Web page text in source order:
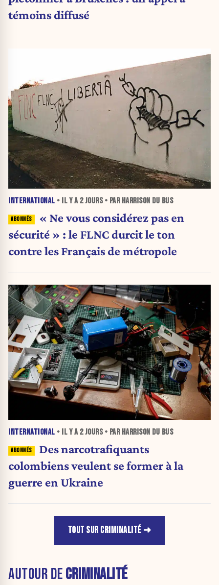
témoins diffusé
INTERNATIONAL • IL Y A 2 JOURS• PAR HARRISON DU BUS
« Ne vous considérez pas en
sécurité » : le FLNC durcit le ton
contre les Français de métropole
INTERNATIONAL • IL Y A 2 JOURS• PAR HARRISON DU BUS
Des narcotrafiquants
colombiens veulent se former à la
guerre en Ukraine
TOUT SUR CRIMINALITÉ
AUTOUR DECRIMINALITÉ